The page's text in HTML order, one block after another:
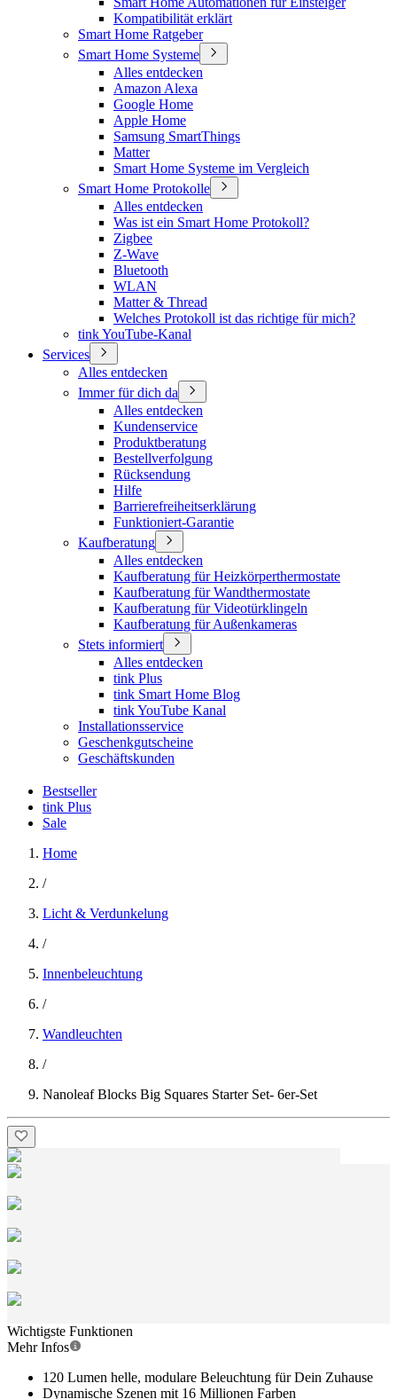
Kompatibilität erklärt
Smart Home Ratgeber
Smart Home Systeme
Alles entdecken
Amazon Alexa
Google Home
Apple Home
Samsung SmartThings
Matter
Smart Home Systeme im Vergleich
Smart Home Protokolle
Alles entdecken
Was ist ein Smart Home Protokoll?
Zigbee
Z-Wave
Bluetooth
WLAN
Matter & Thread
Welches Protokoll ist das richtige für mich?
tink YouTube-Kanal
Services
Alles entdecken
Immer für dich da
Alles entdecken
Kundenservice
Produktberatung
Bestellverfolgung
Rücksendung
Hilfe
Barrierefreiheitserklärung
Funktioniert-Garantie
Kaufberatung
Alles entdecken
Kaufberatung für Heizkörperthermostate
Kaufberatung für Wandthermostate
Kaufberatung für Videotürklingeln
Kaufberatung für Außenkameras
Stets informiert
Alles entdecken
tink Plus
tink Smart Home Blog
tink YouTube Kanal
Installationsservice
Geschenkgutscheine
Geschäftskunden
Bestseller
tink Plus
Sale
Home
/
Licht & Verdunkelung
/
Innenbeleuchtung
/
Wandleuchten
/
Nanoleaf Blocks Big Squares Starter Set- 6er-Set
Wichtigste Funktionen
Mehr Infos
120 Lumen helle, modulare Beleuchtung für Dein Zuhause
Dynamische Szenen mit 16 Millionen Farben